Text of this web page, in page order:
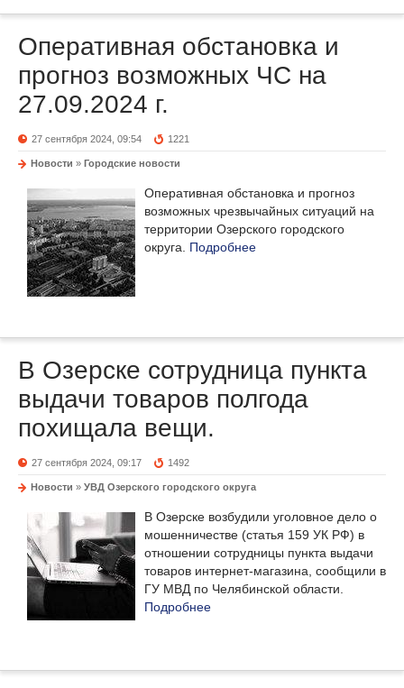
Оперативная обстановка и
прогноз возможных ЧС на
27.09.2024 г.
27 сентября 2024, 09:54 1221
Новости » Городские новости
Оперативная обстановка и прогноз
возможных чрезвычайных ситуаций на
территории Озерского городского
округа. Подробнее
В Озерске сотрудница пункта
выдачи товаров полгода
похищала вещи.
27 сентября 2024, 09:17 1492
Новости » УВД Озерского городского округа
В Озерске возбудили уголовное дело о
мошенничестве (статья 159 УК РФ) в
отношении сотрудницы пункта выдачи
товаров интернет-магазина, сообщили в
ГУ МВД по Челябинской области.
Подробнее